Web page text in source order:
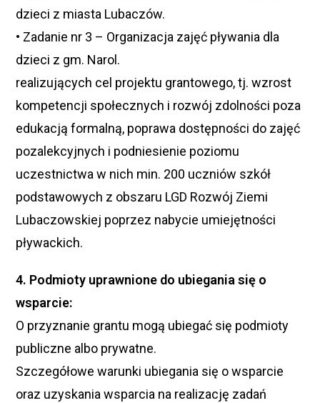
dzieci z miasta Lubaczów.
• Zadanie nr 3 – Organizacja zajęć pływania dla
dzieci z gm. Narol.
realizujących cel projektu grantowego, tj. wzrost
kompetencji społecznych i rozwój zdolności poza
edukacją formalną, poprawa dostępności do zajęć
pozalekcyjnych i podniesienie poziomu
uczestnictwa w nich min. 200 uczniów szkół
podstawowych z obszaru LGD Rozwój Ziemi
Lubaczowskiej poprzez nabycie umiejętności
pływackich.
4. Podmioty uprawnione do ubiegania się o
wsparcie:
O przyznanie grantu mogą ubiegać się podmioty
publiczne albo prywatne.
Szczegółowe warunki ubiegania się o wsparcie
oraz uzyskania wsparcia na realizację zadań